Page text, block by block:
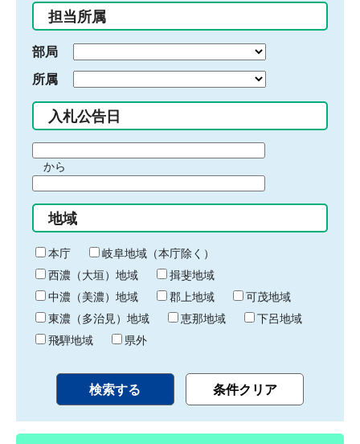
入
力
担当所属
部局
所属
入札公告日
間
始
り
から
間
終
わ
り
地域
本庁
岐阜地域（本庁除く）
西濃（大垣）地域
揖斐地域
中濃（美濃）地域
郡上地域
可茂地域
東濃（多治見）地域
恵那地域
下呂地域
飛騨地域
県外